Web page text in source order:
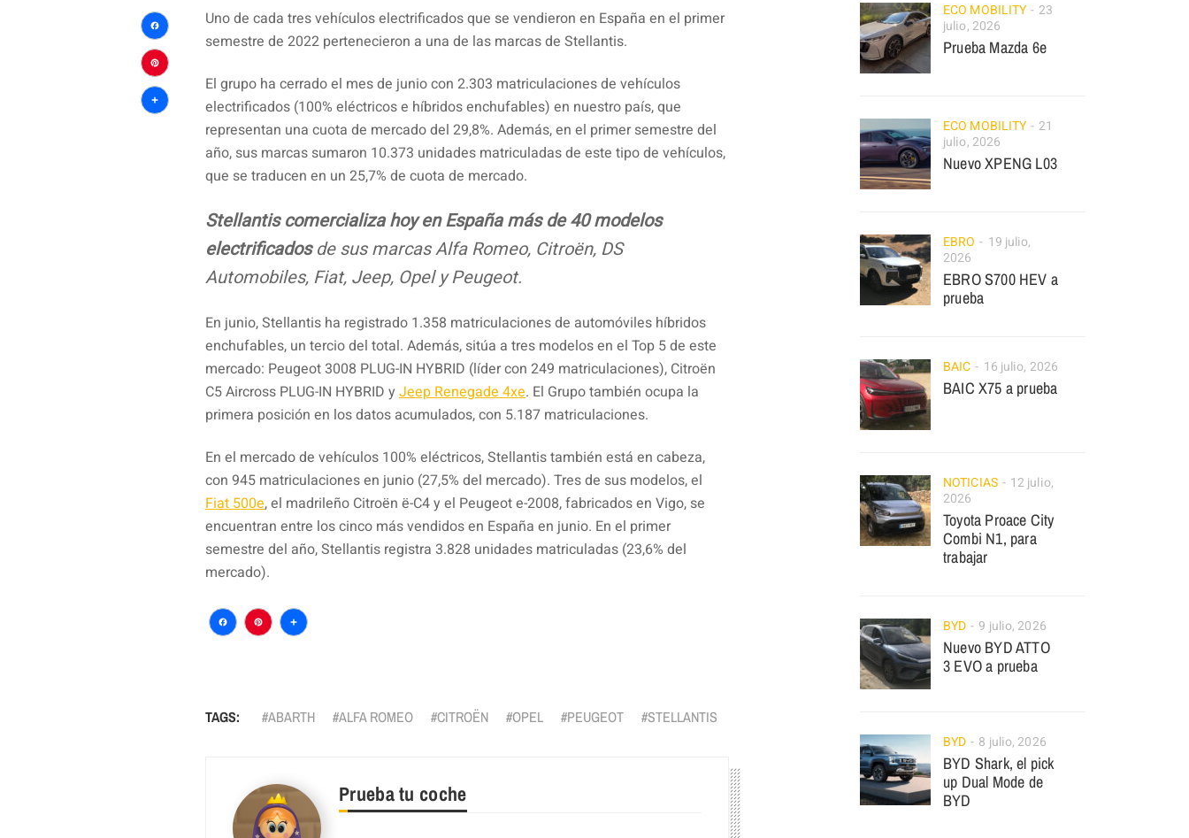
Facebook
Pinterest
Compartir
Uno de cada tres vehículos electrificados que se vendieron en España en el primer
semestre de 2022 pertenecieron a una de las marcas de Stellantis.
El grupo ha cerrado el mes de junio con 2.303 matriculaciones de vehículos
electrificados (100% eléctricos e híbridos enchufables) en nuestro país, que
representan una cuota de mercado del 29,8%. Además, en el primer semestre del
año, sus marcas sumaron 10.373 unidades matriculadas de este tipo de vehículos,
que se traducen en un 25,7% de cuota de mercado.
Stellantis comercializa hoy en España más de 40 modelos
electrificadosde sus marcas Alfa Romeo, Citroën, DS
Automobiles, Fiat, Jeep, Opel y Peugeot.
En junio, Stellantis ha registrado 1.358 matriculaciones de automóviles híbridos
enchufables, un tercio del total. Además, sitúa a tres modelos en el Top 5 de este
mercado: Peugeot 3008 PLUG-IN HYBRID (líder con 249 matriculaciones), Citroën
C5 Aircross PLUG-IN HYBRID y Jeep Renegade 4xe. El Grupo también ocupa la
primera posición en los datos acumulados, con 5.187 matriculaciones.
En el mercado de vehículos 100% eléctricos, Stellantis también está en cabeza,
con 945 matriculaciones en junio (27,5% del mercado). Tres de sus modelos, el
Fiat 500e, el madrileño Citroën ë-C4 y el Peugeot e-2008, fabricados en Vigo, se
encuentran entre los cinco más vendidos en España en junio. En el primer
semestre del año, Stellantis registra 3.828 unidades matriculadas (23,6% del
mercado).
Facebook
Pinterest
Compartir
TAGS: ABARTH ALFA ROMEO CITROËN OPEL PEUGEOT STELLANTIS
Prueba tu coche
ECO MOBILITY
23
julio, 2026
Prueba Mazda 6e
ECO MOBILITY
21
julio, 2026
Nuevo XPENG L03
EBRO
19 julio,
2026
EBRO S700 HEV a
prueba
BAIC 16 julio, 2026
BAIC X75 a prueba
NOTICIAS
12 julio,
2026
Toyota Proace City
Combi N1, para
trabajar
BYD 9 julio, 2026
Nuevo BYD ATTO
3 EVO a prueba
BYD 8 julio, 2026
BYD Shark, el pick
up Dual Mode de
BYD